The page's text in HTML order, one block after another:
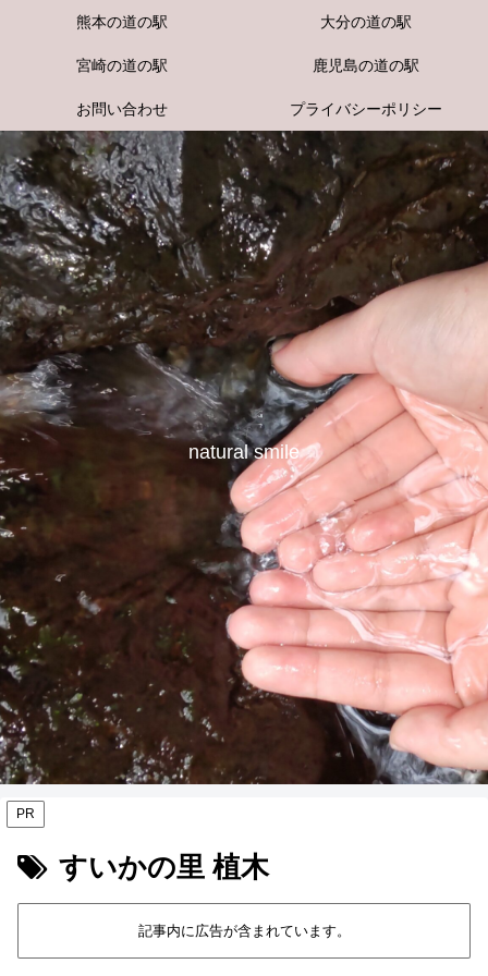
natural smile
熊本の道の駅 大分の道の駅
宮崎の道の駅 鹿児島の道の駅
お問い合わせ プライバシーポリシー
PR
すいかの里 植木
記事内に広告が含まれています。